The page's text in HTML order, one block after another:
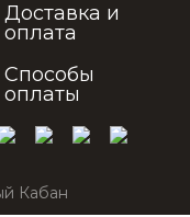
Доставка и
оплата
Способы
оплаты
Кабан